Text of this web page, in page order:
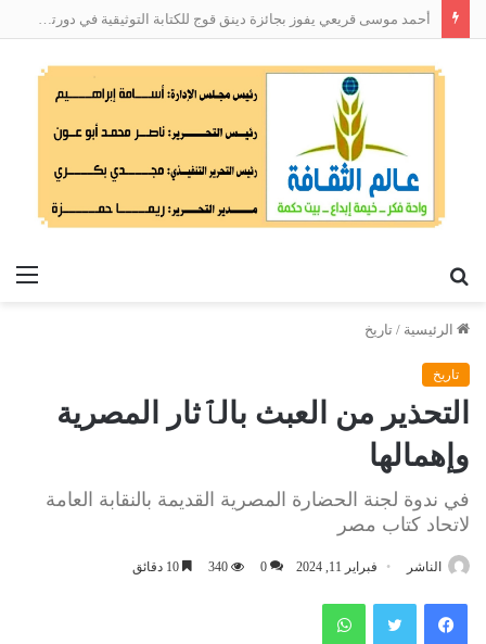
السؤال الطّعين
الرئيسية / تاريخ
تاريخ
التحذير من العبث بالٱثار المصرية
وإهمالها
في ندوة لجنة الحضارة المصرية القديمة بالنقابة العامة
لاتحاد كتاب مصر
الناشر فبراير 11, 2024 0
340
فيسبوك تويتر واتساب